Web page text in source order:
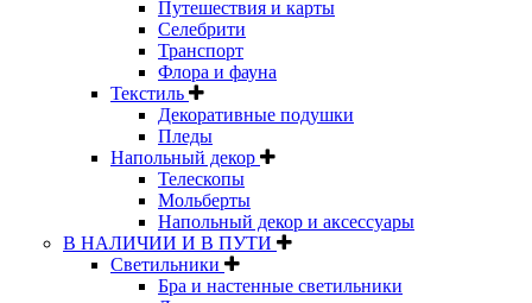
Путешествия и карты
Селебрити
Транспорт
Флора и фауна
Текстиль
Декоративные подушки
Пледы
Напольный декор
Телескопы
Мольберты
Напольный декор и аксессуары
В НАЛИЧИИ И В ПУТИ
Светильники
Бра и настенные светильники